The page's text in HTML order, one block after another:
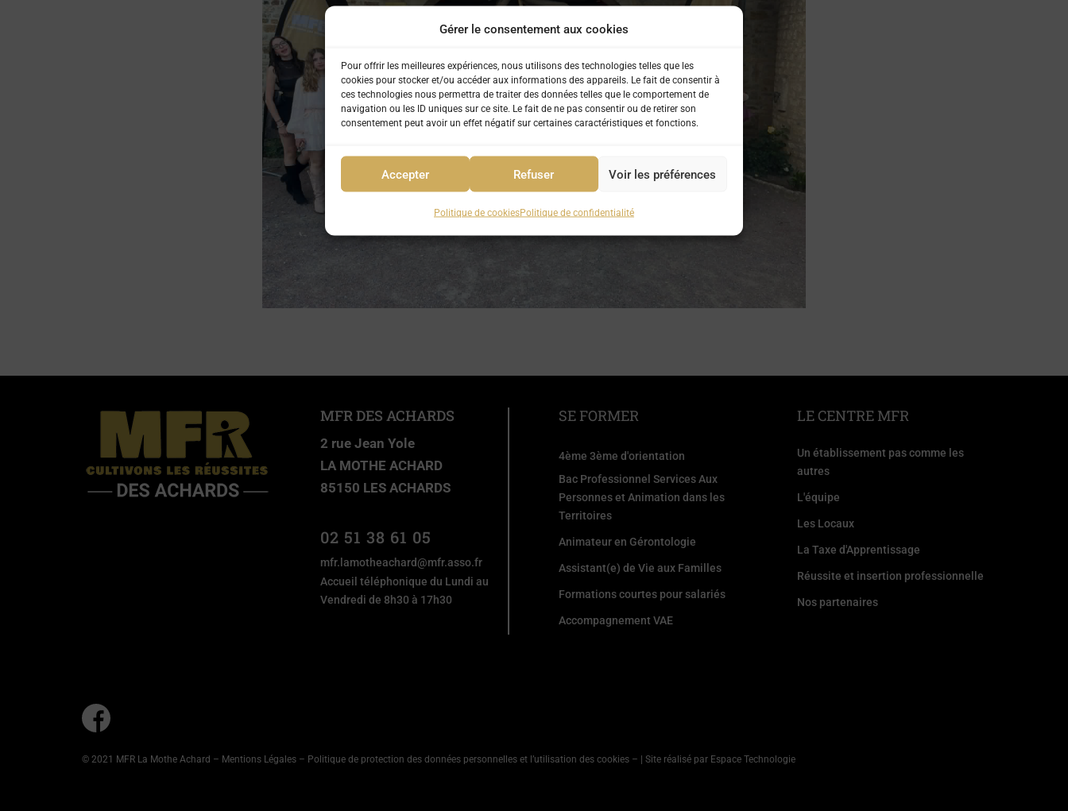
Gérer le consentement aux cookies
Pour offrir les meilleures expériences, nous utilisons des technologies telles que les
cookies pour stocker et/ou accéder aux informations des appareils. Le fait de consentir à
ces technologies nous permettra de traiter des données telles que le comportement de
navigation ou les ID uniques sur ce site. Le fait de ne pas consentir ou de retirer son
consentement peut avoir un effet négatif sur certaines caractéristiques et fonctions.
Accepter Refuser Voir les préférences
Politique de cookiesPolitique de confidentialité
MFR DES ACHARDS
2 rue Jean Yole
LA MOTHE ACHARD
85150 LES ACHARDS
02 51 38 61 05
mfr.lamotheachard@mfr.asso.fr
Accueil téléphonique du Lundi au
Vendredi de 8h30 à 17h30
SE FORMER
4ème 3ème d'orientation
Bac Professionnel Services Aux
Personnes et Animation dans les
Territoires
Animateur en Gérontologie
Assistant(e) de Vie aux Familles
Formations courtes pour salariés
Accompagnement VAE
LE CENTRE MFR
Un établissement pas comme les
autres
L'équipe
Les Locaux
La Taxe d'Apprentissage
Réussite et insertion professionnelle
Nos partenaires
© 2021 MFR La Mothe Achard – Mentions Légales – Politique de protection des données personnelles et l’utilisation des cookies – | Site réalisé par Espace Technologie